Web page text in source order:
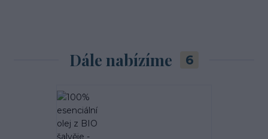
Dále nabízíme 6